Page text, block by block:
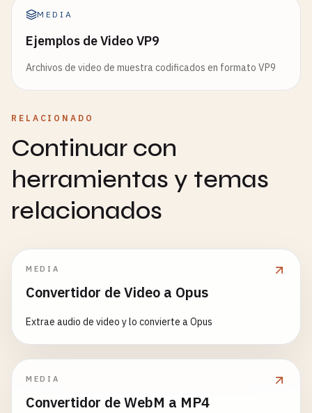
MEDIA
Ejemplos de Video VP9
Archivos de video de muestra codificados en formato VP9
RELACIONADO
Continuar con
herramientas y temas
relacionados
MEDIA
Convertidor de Video a Opus
Extrae audio de video y lo convierte a Opus
MEDIA
Convertidor de WebM a MP4